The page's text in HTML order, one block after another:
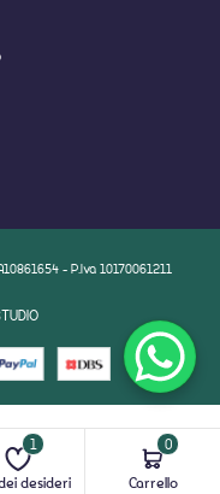
desideri
1
Carrello
0
- P.Iva 10170061211